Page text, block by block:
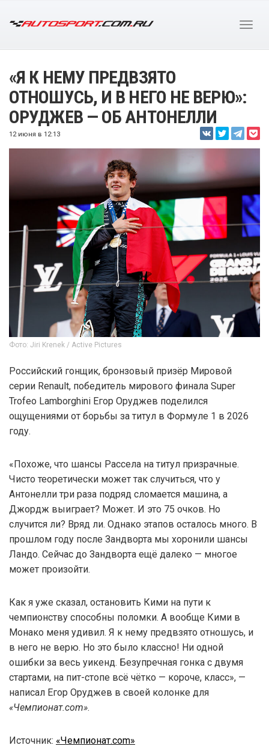
«Я К НЕМУ ПРЕДВЗЯТО
ОТНОШУСЬ, И В НЕГО НЕ ВЕРЮ»:
ОРУДЖЕВ — ОБ АНТОНЕЛЛИ
12 июня в 12:13
Фото: Jiri Krenek / Active Pictures
Российский гонщик, бронзовый призёр Мировой
серии Renault, победитель мирового финала Super
Trofeo Lamborghini Егор Оруджев поделился
ощущениями от борьбы за титул в Формуле 1 в 2026
году.
«Похоже, что шансы Рассела на титул призрачные.
Чисто теоретически может так случиться, что у
Антонелли три раза подряд сломается машина, а
Джордж выиграет? Может. И это 75 очков. Но
случится ли? Вряд ли. Однако этапов осталось много. В
прошлом году после Зандворта мы хоронили шансы
Ландо. Сейчас до Зандворта ещё далеко — многое
может произойти.
Как я уже сказал, остановить Кими на пути к
чемпионству способны поломки. А вообще Кими в
Монако меня удивил. Я к нему предвзято отношусь, и
в него не верю. Но это было классно! Ни одной
ошибки за весь уикенд. Безупречная гонка с двумя
стартами, на пит-стопе всё чётко — короче, класс», —
написал Егор Оруджев в своей колонке для
«Чемпионат.com».
Источник: «Чемпионат.com»